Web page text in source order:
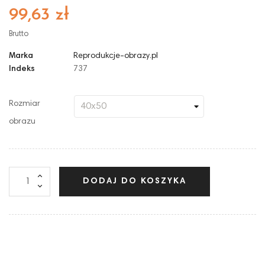
99,63 zł
Brutto
Marka
Reprodukcje-obrazy.pl
Indeks
737
Rozmiar
obrazu
DODAJ DO KOSZYKA